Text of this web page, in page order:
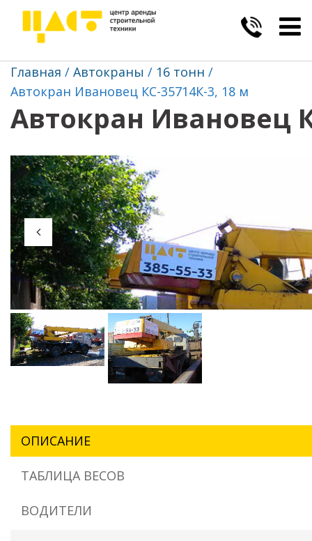
Главная Автокраны
16 тонн
Автокран Ивановец КС-35714К-3, 18 м
Автокран Ивановец
ОПИСАНИЕ
ТАБЛИЦА ВЕСОВ
ВОДИТЕЛИ